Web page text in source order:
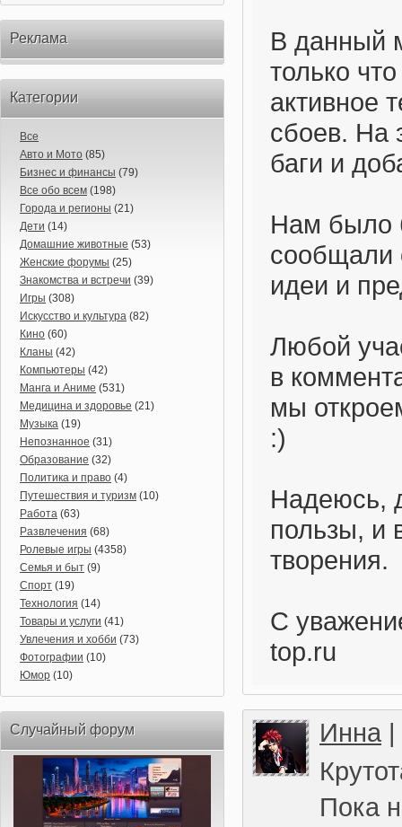
Реклама
Категории
Все
Авто и Мото (85)
Бизнес и финансы (79)
Все обо всем (198)
Города и регионы (21)
Дети (14)
Домашние животные (53)
Женские форумы (25)
Знакомства и встречи (39)
Игры (308)
Искусство и культура (82)
Кино (60)
Кланы (42)
Компьютеры (42)
Манга и Аниме (531)
Медицина и здоровье (21)
Музыка (19)
Непознанное (31)
Образование (32)
Политика и право (4)
Путешествия и туризм (10)
Работа (63)
Развлечения (68)
Ролевые игры (4358)
Семья и быт (9)
Спорт (19)
Технология (14)
Товары и услуги (41)
Увлечения и хобби (73)
Фотографии (10)
Юмор (10)
Случайный форум
В данный
только
активное
сбоев. На
баги и
Нам было
сообщали
идеи и
Любой
в
мы
:)
Надеюсь,
пользы, и
творения.
С
top.ru
Инна |
Пока